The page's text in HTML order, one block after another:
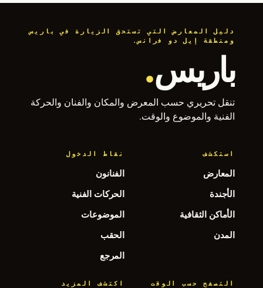
دليل المعارض التي تستحق الزيارة في باريس
ومنطقة إيل دو فرانس.
باريس.
تنقل تحريري حسب المعرض والمكان والفنان والحركة
الفنية والموضوع والوقت.
استكشف
المعارض
الأجندة
الأماكن الثقافية
المدن
نقاط الدخول
الفنانون
الحركات الفنية
الموضوعات
الحقب
المرجع
التصفح حسب الوقت اكتشف المزيد